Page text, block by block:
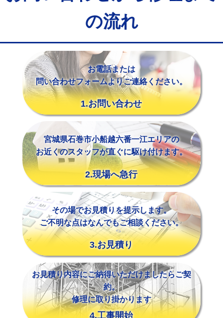
※給水管工事は20mmまでの価格です。
の流れ
お電話または
問い合わせフォームよりご連絡ください。
1.お問い合わせ
宮城県石巻市小船越六番一江エリアの
お近くのスタッフが直ぐに駆け付けます。
2.現場へ急行
その場でお見積りを提示します。
ご不明な点はなんでもご相談ください。
3.お見積り
お見積り内容にご納得いただけましたらご契
約。
修理に取り掛かります
4.工事開始